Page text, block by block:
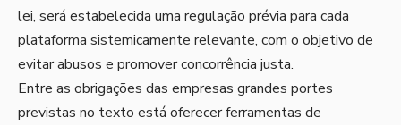
lei, será estabelecida uma regulação prévia para cada
plataforma sistemicamente relevante, com o objetivo de
evitar abusos e promover concorrência justa.
Entre as obrigações das empresas grandes portes
previstas no texto está oferecer ferramentas de